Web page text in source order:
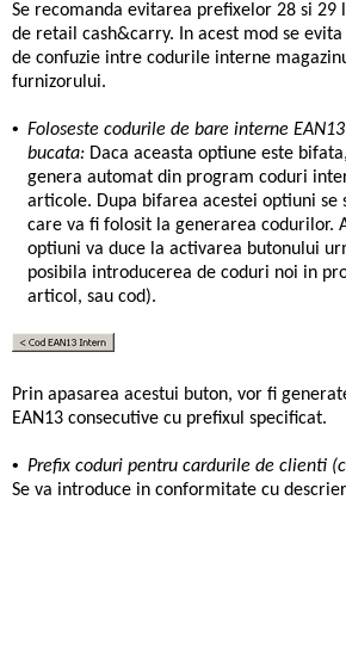
Se recomanda evitarea prefixelor 28 si
de retail cash&carry. In acest mod se
de confuzie intre codurile interne
furnizorului.
• Foloseste codurile de bare interne
bucata: Daca aceasta optiune este
genera automat din program coduri
articole. Dupa bifarea acestei optiuni se
care va fi folosit la generarea codurilor.
optiuni va duce la activarea butonului
posibila introducerea de coduri noi in
articol, sau cod).
Prin apasarea acestui buton, vor fi
EAN13 consecutive cu prefixul specificat.
• Prefix coduri pentru cardurile de clienti
Se va introduce in conformitate cu